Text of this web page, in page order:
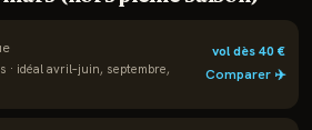
· idéal avril–juin, septembre,
vol dès40€
Comparer ✈️